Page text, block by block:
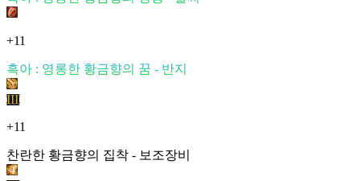
+11
흑아 : 영롱한 황금향의 꿈 - 반지
III
+11
찬란한 황금향의 집착 - 보조장비